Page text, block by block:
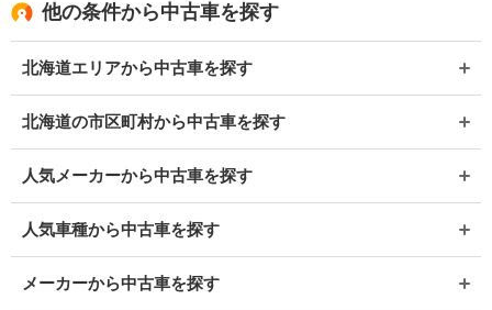
他の条件から中古車を探す
北海道エリアから中古車を探す
北海道の市区町村から中古車を探す
人気メーカーから中古車を探す
人気車種から中古車を探す
メーカーから中古車を探す